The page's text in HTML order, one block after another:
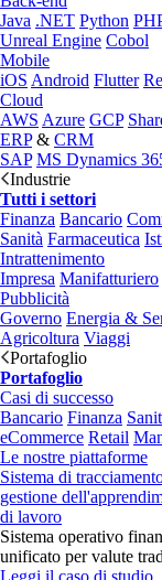
Java .NET Python
Unreal Engine Cobol
Mobile
iOS Android Flutter
Cloud
AWS Azure GCP
ERP& CRM
SAP MS Dynamics
Industrie
Tutti i settori
Finanza Bancario
Sanità Farmaceutica
Intrattenimento
Impresa Manifatturiero
Pubblicità
Governo Energia &
Agricoltura Viaggi
Portafoglio
Portafoglio
Casi di successo
Bancario Finanza
eCommerce Retail
Le nostre piattaforme
Sistema di
gestione
di lavoro
Sistema operativo
unificato per valute
Leggi il caso di studio